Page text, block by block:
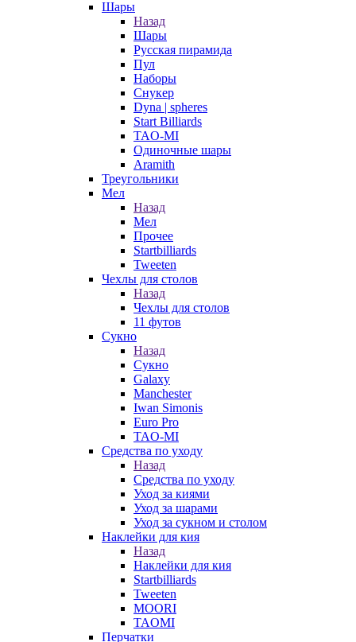
Шары
Назад
Шары
Русская пирамида
Пул
Наборы
Снукер
Dyna | spheres
Start Billiards
TAO-MI
Одиночные шары
Aramith
Треугольники
Мел
Назад
Мел
Прочее
Startbilliards
Tweeten
Чехлы для столов
Назад
Чехлы для столов
11 футов
Сукно
Назад
Сукно
Galaxy
Manchester
Iwan Simonis
Euro Pro
TAO-MI
Средства по уходу
Назад
Средства по уходу
Уход за киями
Уход за шарами
Уход за сукном и столом
Наклейки для кия
Назад
Наклейки для кия
Startbilliards
Tweeten
MOORI
TAOMI
Перчатки